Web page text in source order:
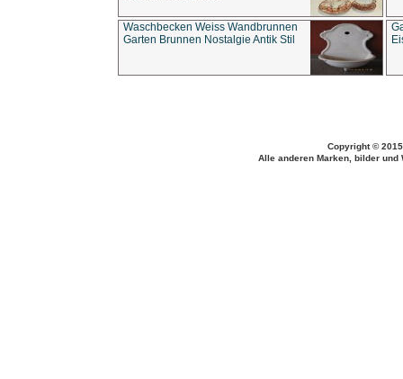
Waschbecken Weiss Wandbrunnen
Garten Brunnen Nostalgie Antik Stil
Copyright ©
Alle anderen Marken, bilder und